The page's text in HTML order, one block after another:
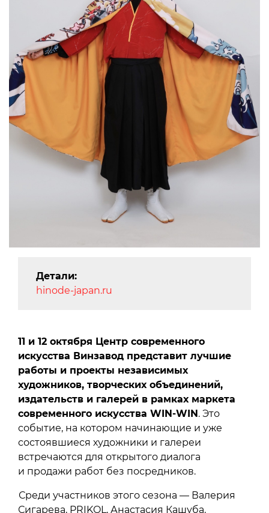
Детали:
hinode-japan.ru
11 и 12 октября Центр современного
искусства Винзавод представит лучшие
работы и проекты независимых
художников, творческих объединений,
издательств и галерей в рамках маркета
современного искусства WIN-WIN. Это
событие, на котором начинающие и уже
состоявшиеся художники и галереи
встречаются для открытого диалога
и продажи работ без посредников.
Среди участников этого сезона — Валерия
Сигарева, PRIKOL, Анастасия Кашуба,